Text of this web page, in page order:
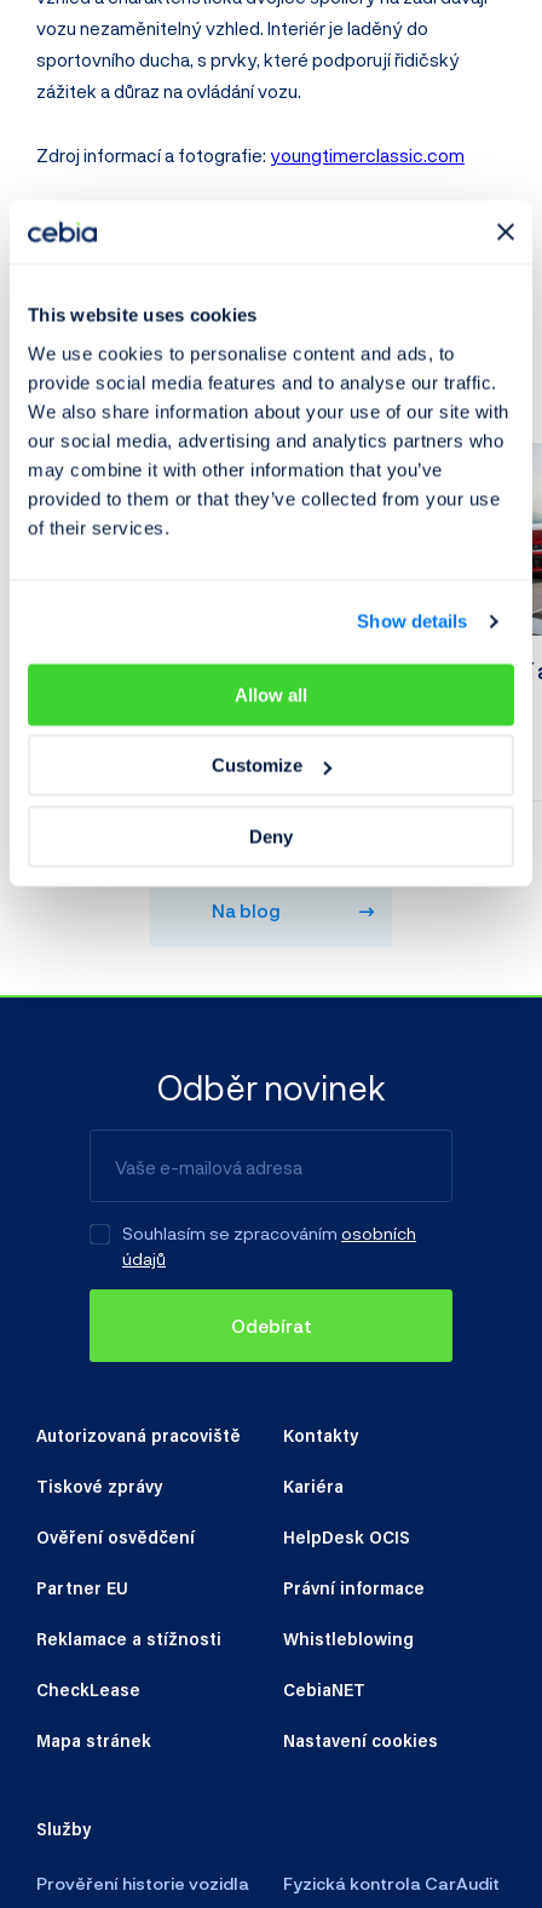
This website uses cookies
We use cookies to personalise content and ads, to
provide social media features and to analyse our traffic.
We also share information about your use of our site with
our social media, advertising and analytics partners who
may combine it with other information that you’ve
provided to them or that they’ve collected from your use
of their services.
Show details
Allow all
Customize
Deny
vozu nezaměnitelný vzhled. Interiér je laděný do
sportovního ducha, s prvky, které podporují řidičský
zážitek a důraz na ovládání vozu.
Zdroj informací a fotografie: youngtimerclassic.com
Trh s automobily
Mohlo by vás zajímat
Dlouhodobý test ojetiny: Suzuki
Vitara 1.4 BoosterJet AllGrip
Nejziskovější
Na blog
Autorizovaná pracoviště Kontakty
Tiskové zprávy Kariéra
Ověření osvědčení HelpDesk OCIS
Partner EU Právní informace
Reklamace a stížnosti Whistleblowing
CheckLease CebiaNET
Mapa stránek Nastavení cookies
Služby
Prověření historie vozidla Fyzická kontrola CarAudit
Odběr novinek
Souhlasím se zpracováním osobních
údajů
Odebírat